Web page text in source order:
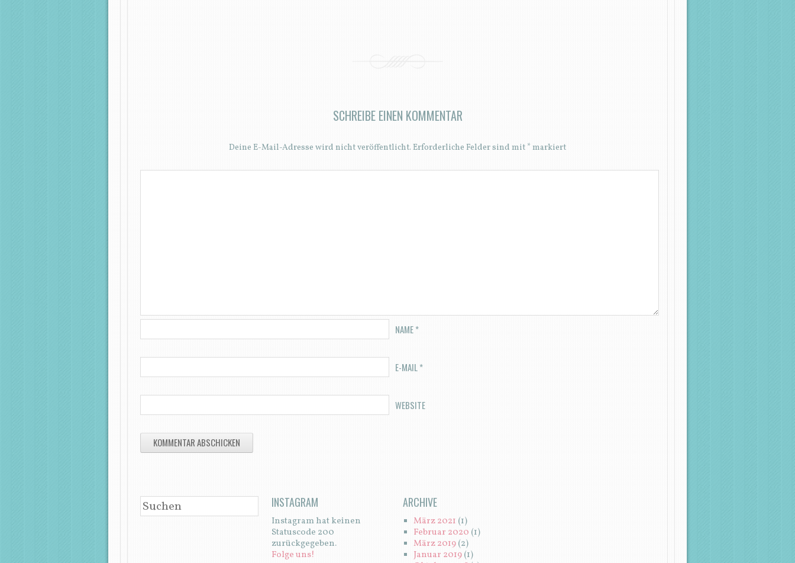
SCHREIBE EINEN KOMMENTAR
Deine E-Mail-Adresse wird nicht veröffentlicht. Erforderliche Felder sind mit *markiert
NAME*
E-MAIL *
WEBSITE
SUCHEN INSTAGRAM
Instagram hat keinen
Statuscode 200
zurückgegeben.
Folge uns!
ARCHIVE
März 2021 (1)
Februar 2020 (1)
März 2019(2)
Januar 2019(1)